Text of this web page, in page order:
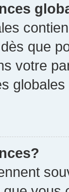
que
votre